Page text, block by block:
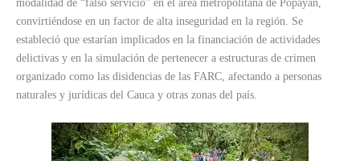
modalidad de “falso servicio” en el área metropolitana de Popayán,
convirtiéndose en un factor de alta inseguridad en la región. Se
estableció que estarían implicados en la financiación de actividades
delictivas y en la simulación de pertenecer a estructuras de crimen
organizado como las disidencias de las FARC, afectando a personas
naturales y jurídicas del Cauca y otras zonas del país.